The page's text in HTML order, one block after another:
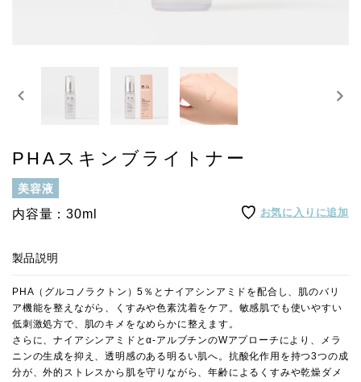
PHAスキンブライトナー
美容液
内容量：30ml お気に入りに追加
製品説明
PHA（グルコノラクトン）5％とナイアシンアミドを配合し、肌のバリ
ア機能を整えながら、くすみや色素沈着をケア。敏感肌でも使いやすい
低刺激処方で、肌のキメをなめらかに整えます。
さらに、ナイアシンアミドとα-アルブチンのWアプローチにより、メラ
ニンの生成を抑え、透明感のある明るい肌へ。抗酸化作用を持つ3つの成
分が、外的ストレスから肌を守りながら、年齢によるくすみや乾燥ダメ